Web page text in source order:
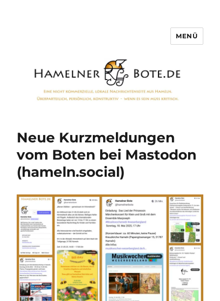
MENÜ
Neue Kurzmeldungen
vom Boten bei Mastodon
(hameln.social)